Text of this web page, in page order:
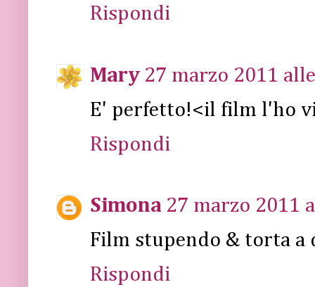
Rispondi
Mary 27 marzo 2011
E' perfetto!<il film l'ho
Rispondi
Simona 27 marzo 2011
Film stupendo & torta a
Rispondi